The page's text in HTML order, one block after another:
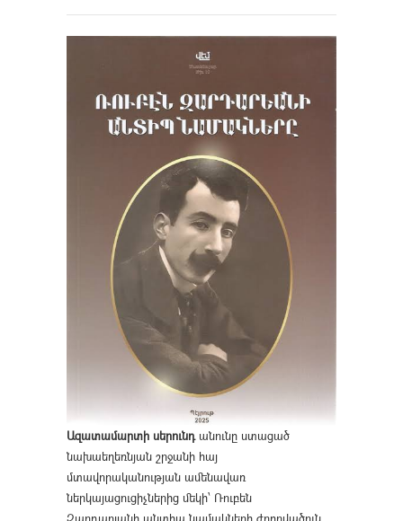
Ազատամարտի սերունդանունը ստացած
նախաեղեռնյան շրջանի հայ
մտավորականության ամենավառ
ներկայացուցիչներից մեկի՝ Ռուբեն